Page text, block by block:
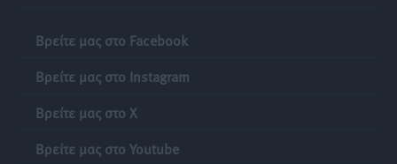
Βρείτε μας στο Facebook
Βρείτε μας στο Instagram
Βρείτε μας στο X
Βρείτε μας στο Youtube